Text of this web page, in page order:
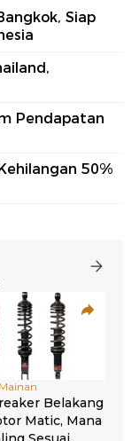
Siap
Pendapatan
50%